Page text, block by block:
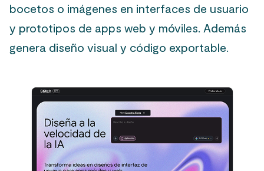
bocetos o imágenes en interfaces de usuario
y prototipos de apps web y móviles. Además
genera diseño visual y código exportable.